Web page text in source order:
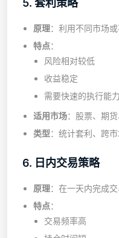
5. 套利策略
原理：利用不同市场
特点：
风险相对较低
收益稳定
需要快速的执行能力
适用市场：股票、期
类型：统计套利、跨
6. 日内交易策略
原理：在一天内完成
特点：
交易频率高